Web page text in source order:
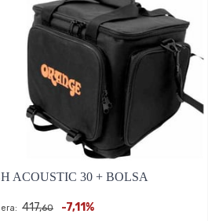
ACOUSTIC 30 + BOLSA
417,60 -7,11%